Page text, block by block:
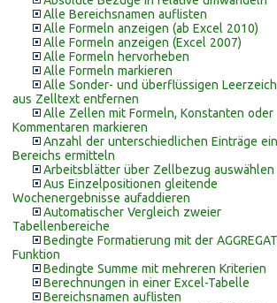
Alle Bereichsnamen auflisten
Alle Formeln anzeigen (ab Excel 2010)
Alle Formeln anzeigen (Excel 2007)
Alle Formeln hervorheben
Alle Formeln markieren
Alle Sonder- und überflüssigen
aus Zelltext entfernen
Alle Zellen mit Formeln, Konstanten oder
Kommentaren markieren
Anzahl der unterschiedlichen Einträge
Bereichs ermitteln
Arbeitsblätter über Zellbezug auswählen
Aus Einzelpositionen gleitende
Wochenergebnisse aufaddieren
Automatischer Vergleich zweier
Tabellenbereiche
Bedingte Formatierung mit der
Funktion
Bedingte Summe mit mehreren Kriterien
Berechnungen in einer Excel-Tabelle
Bereichsnamen auflisten